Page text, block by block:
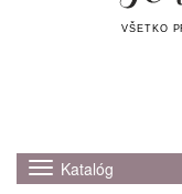
VŠETKO
Katalóg